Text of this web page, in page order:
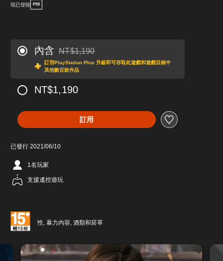
現已登陸 PS5
內含 折扣前原價為NT$1,190
NT$1,190
訂用PlayStation Plus 升級即可存取此遊戲和遊戲目錄中
其他數百款作品
NT$1,190
訂用
已發行 2021/06/10
1名玩家
支援遙控遊玩
性, 暴力內容, 酒類和菸草